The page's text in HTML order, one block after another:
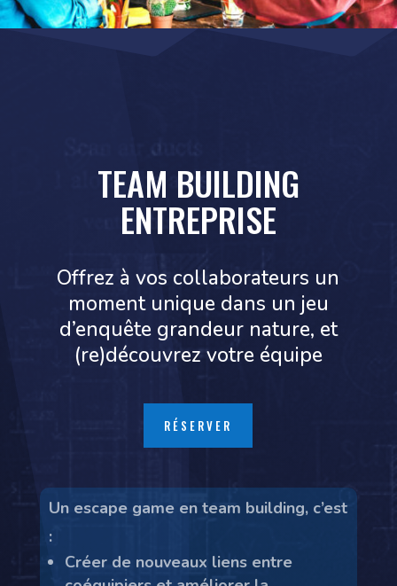
TEAM BUILDING
ENTREPRISE
Offrez à vos collaborateurs un
moment unique dans un jeu
d’enquête grandeur nature, et
(re)découvrez votre équipe
RÉSERVER
Un escape game en team building, c’est
:
Créer de nouveaux liens entre